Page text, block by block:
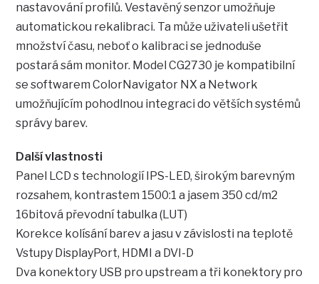
nastavování profilů. Vestavěný senzor umožňuje
automatickou rekalibraci. Ta může uživateli ušetřit
množství času, neboť o kalibraci se jednoduše
postará sám monitor. Model CG2730 je kompatibilní
se softwarem ColorNavigator NX a Network
umožňujícím pohodlnou integraci do větších systémů
správy barev.
Další vlastnosti
Panel LCD s technologií IPS-LED, širokým barevným
rozsahem, kontrastem 1500:1 a jasem 350 cd/m2
16bitová převodní tabulka (LUT)
Korekce kolísání barev a jasu v závislosti na teplotě
Vstupy DisplayPort, HDMI a DVI-D
Dva konektory USB pro upstream a tři konektory pro